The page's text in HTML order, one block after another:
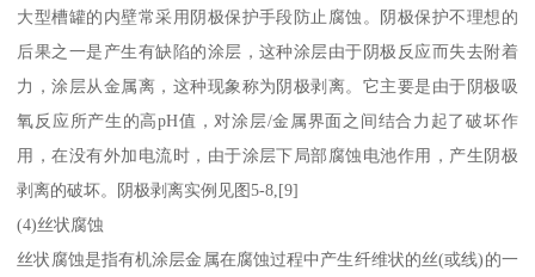
大型槽罐的内壁常采用阴极保护手段防止腐蚀。阴极保护不理想的
后果之一是产生有缺陷的涂层，这种涂层由于阴极反应而失去附着
力，涂层从金属离，这种现象称为阴极剥离。它主要是由于阴极吸
氧反应所产生的高pH值，对涂层/金属界面之间结合力起了破坏作
用，在没有外加电流时，由于涂层下局部腐蚀电池作用，产生阴极
剥离的破坏。阴极剥离实例见图5-8,[9]
(4)丝状腐蚀
丝状腐蚀是指有机涂层金属在腐蚀过程中产生纤维状的丝(或线)的一